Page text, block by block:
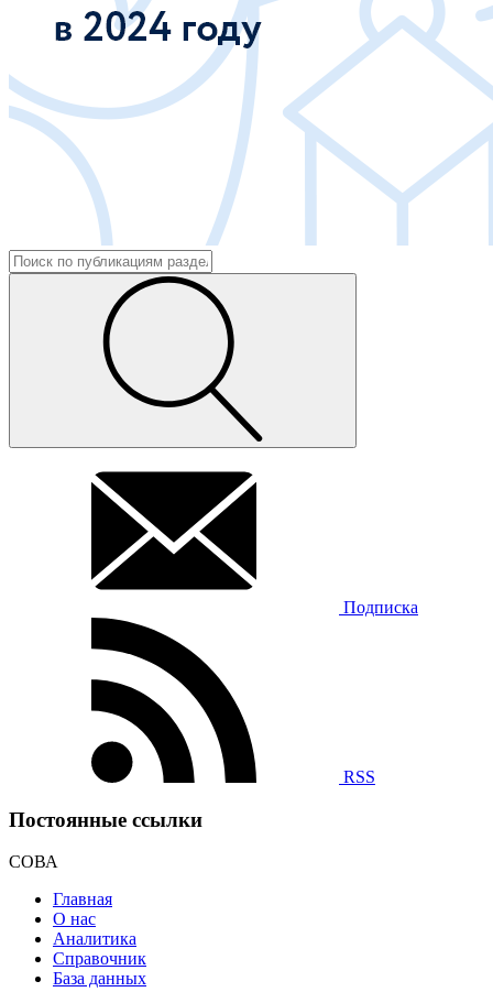
Подписка
RSS
Постоянные ссылки
СОВА
Главная
О нас
Аналитика
Справочник
База данных